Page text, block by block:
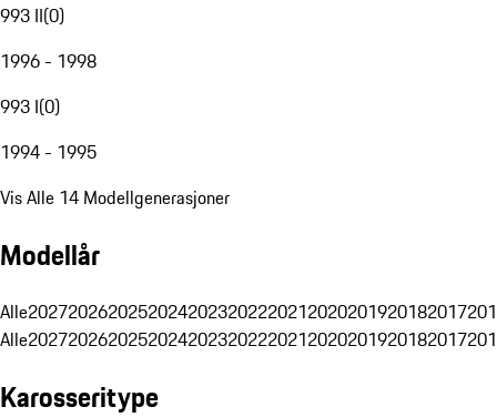
993 II(0)
1996 - 1998
993 I(0)
1994 - 1995
Vis Alle 14 Modellgenerasjoner
Modellår
Alle20272026202520242023202220212020201920182017
Alle20272026202520242023202220212020201920182017
Karosseritype